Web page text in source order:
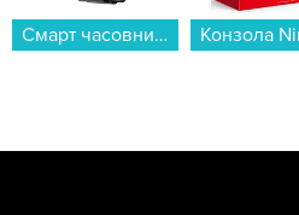
Конзола Nintendo Switch OLED (Red/Blue JOY-CON)...